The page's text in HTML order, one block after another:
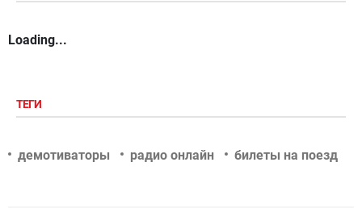
Loading...
ТЕГИ
демотиваторы радио онлайн билеты на поезд